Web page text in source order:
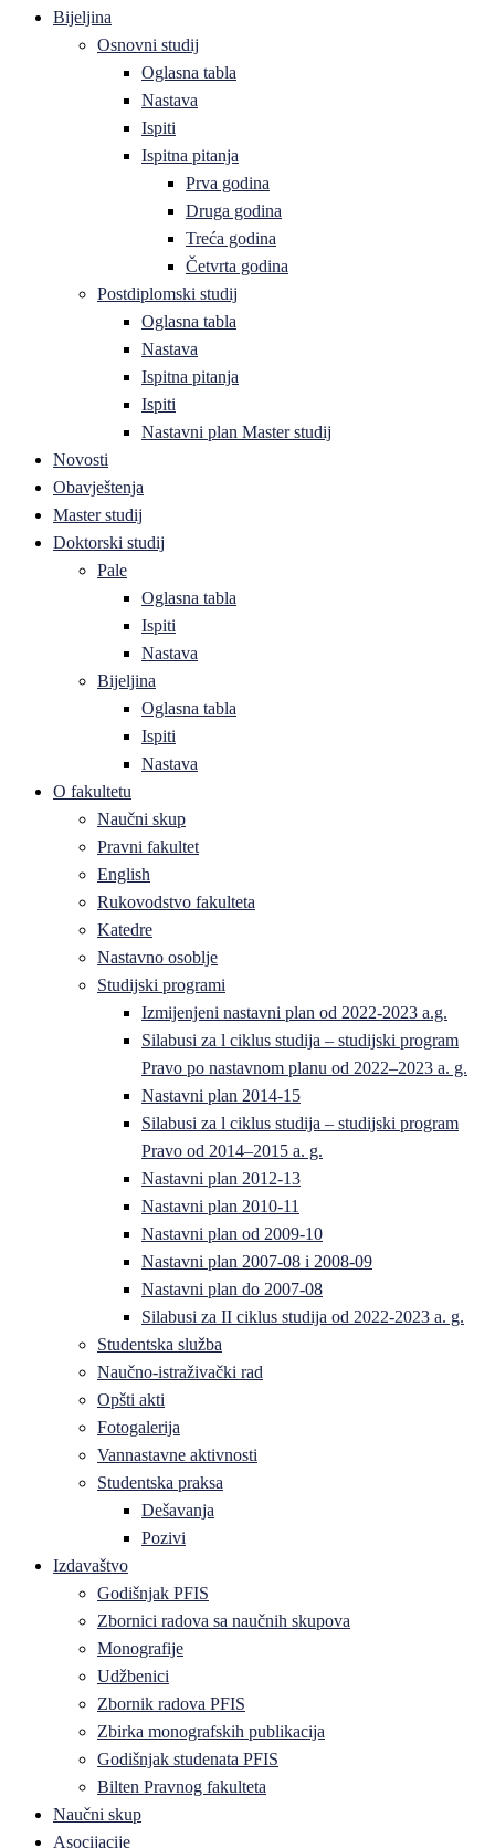
Bijeljina
Osnovni studij
Oglasna tabla
Nastava
Ispiti
Ispitna pitanja
Prva godina
Druga godina
Treća godina
Četvrta godina
Postdiplomski studij
Oglasna tabla
Nastava
Ispitna pitanja
Ispiti
Nastavni plan Master studij
Novosti
Obavještenja
Master studij
Doktorski studij
Pale
Oglasna tabla
Ispiti
Nastava
Bijeljina
Oglasna tabla
Ispiti
Nastava
O fakultetu
Naučni skup
Pravni fakultet
English
Rukovodstvo fakulteta
Katedre
Nastavno osoblje
Studijski programi
Izmijenjeni nastavni plan od 2022-2023 a.g.
Silabusi za l ciklus studija – studijski program
Pravo po nastavnom planu od 2022–2023 a. g.
Nastavni plan 2014-15
Silabusi za l ciklus studija – studijski program
Pravo od 2014–2015 a. g.
Nastavni plan 2012-13
Nastavni plan 2010-11
Nastavni plan od 2009-10
Nastavni plan 2007-08 i 2008-09
Nastavni plan do 2007-08
Silabusi za II ciklus studija od 2022-2023 a. g.
Studentska služba
Naučno-istraživački rad
Opšti akti
Fotogalerija
Vannastavne aktivnosti
Studentska praksa
Dešavanja
Pozivi
Izdavaštvo
Godišnjak PFIS
Zbornici radova sa naučnih skupova
Monografije
Udžbenici
Zbornik radova PFIS
Zbirka monografskih publikacija
Godišnjak studenata PFIS
Bilten Pravnog fakulteta
Naučni skup
Asocijacije